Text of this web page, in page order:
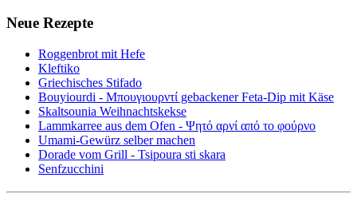
Neue Rezepte
Roggenbrot mit Hefe
Kleftiko
Griechisches Stifado
Bouyiourdi - Μπουγιουρντί gebackener Feta-Dip mit Käse
Skaltsounia Weihnachtskekse
Lammkarree aus dem Ofen - Ψητό αρνί από το φούρνο
Umami-Gewürz selber machen
Dorade vom Grill - Tsipoura sti skara
Senfzucchini